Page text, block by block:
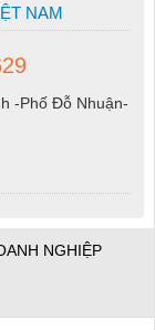
NAM
-Phố Đỗ Nhuận-
NGHIỆP